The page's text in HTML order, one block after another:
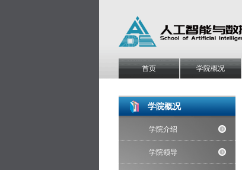
首页 学院概况
学院概况
学院介绍
学院领导